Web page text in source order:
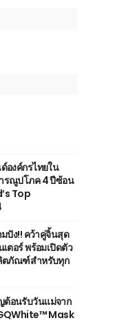
องค์กรไทยใน
รณูปโภค 4 ปีซ้อน
Top
มปัง!! คว้าคู่จิ้นสุด
ตอร์ พร้อมเปิดตัว
ลิตภัณฑ์สำหรับทุก
อนรับวันแม่จาก
Mask